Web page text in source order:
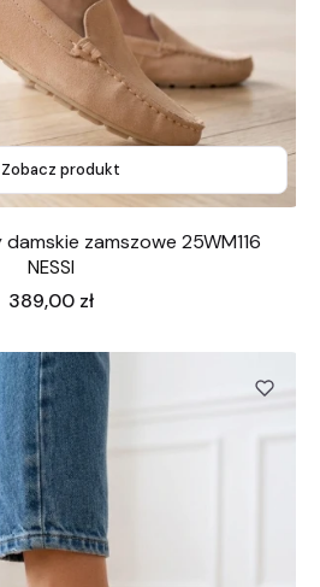
Zobacz produkt
zamszowe 25WM116
NESSI
Cena
389,00 zł